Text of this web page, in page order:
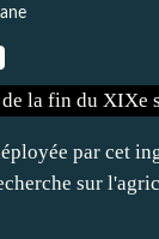
par cet
sur